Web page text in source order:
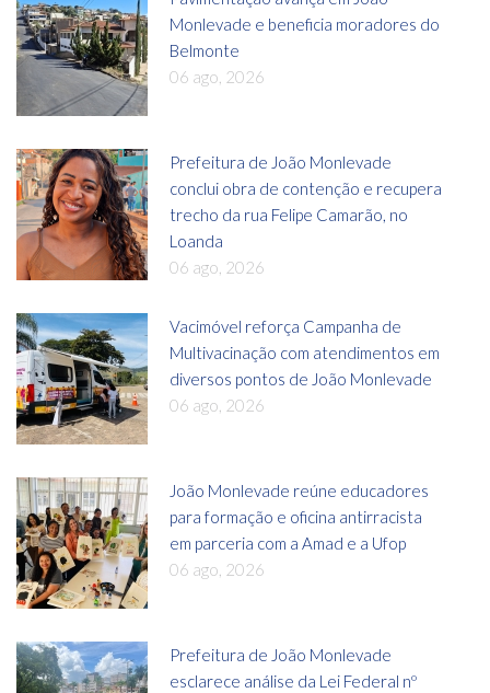
Monlevade e beneficia moradores do
Belmonte
06 ago, 2026
Prefeitura de João Monlevade
conclui obra de contenção e recupera
trecho da rua Felipe Camarão, no
Loanda
06 ago, 2026
Vacimóvel reforça Campanha de
Multivacinação com atendimentos em
diversos pontos de João Monlevade
06 ago, 2026
João Monlevade reúne educadores
para formação e oficina antirracista
em parceria com a Amad e a Ufop
06 ago, 2026
Prefeitura de João Monlevade
esclarece análise da Lei Federal nº